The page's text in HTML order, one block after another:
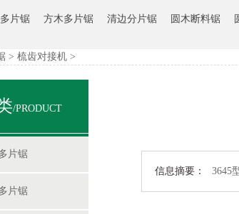
片锯 方木多片锯 清边分片锯 圆木断料锯
> 梳齿对接机 >
/PRODUCT
片锯
片锯
信息摘要： 3645